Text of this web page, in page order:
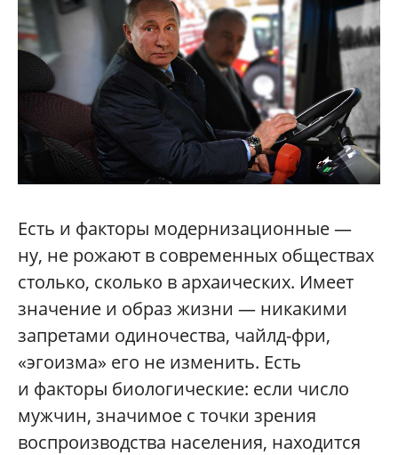
Есть и факторы модернизационные —
ну, не рожают в современных обществах
столько, сколько в архаических. Имеет
значение и образ жизни — никакими
запретами одиночества, чайлд-фри,
«эгоизма» его не изменить. Есть
и факторы биологические: если число
мужчин, значимое с точки зрения
воспроизводства населения, находится